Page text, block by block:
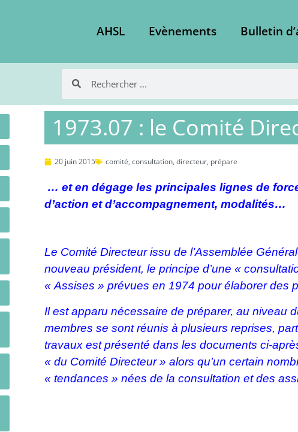
AHSL Evènements Bulletin
1973.07 : le Comité
20 juin 2015 comité, consultation, directeur, prépare
… et en dégage les principales lignes de
d’action et d’accompagnement, modalités…
Le Comité Directeur issu de l’Assemblée
nouveau président, le principe d’une «
« Assises » prévues en 1974 pour élaborer des
Il est apparu nécessaire de préparer, au niveau
membres se sont réunis à plusieurs reprises,
travaux est présenté dans les documents ci-
« du Comité Directeur » alors qu’un certain
« tendances » nées de la consultation et des